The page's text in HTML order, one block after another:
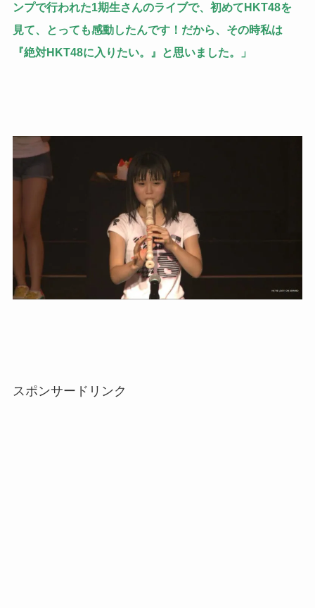
ンプで行われた1期生さんのライブで、初めてHKT48を
見て、とっても感動したんです！だから、その時私は
『絶対HKT48に入りたい。』と思いました。」
スポンサードリンク